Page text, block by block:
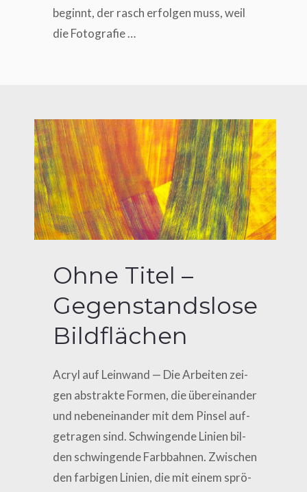
beginnt, der rasch erfol­gen muss, weil
die Fotografie …
Ohne Titel –
Gegenstandslose
Bildflächen
Acryl auf Leinwand — Die Arbei­ten zei­
gen abs­trak­te For­men, die über­ein­an­der
und neben­ein­an­der mit dem Pin­sel auf­
ge­tra­gen sind. Schwin­gen­de Lini­en bil­
den schwin­gen­de Farb­bah­nen. Zwi­schen
den far­bi­gen Lini­en, die mit einem sprö­